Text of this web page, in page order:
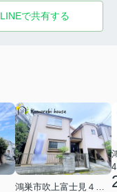
LINEで共有する